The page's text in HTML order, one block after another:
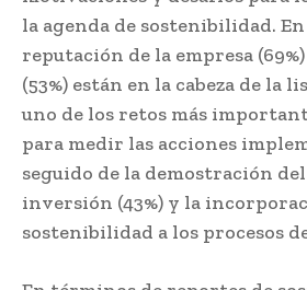
la agenda de sostenibilidad.
reputación de la empresa
(53%) están en la cabeza de la
uno de los retos más
para medir las acciones
seguido de la demostración
inversión (43%) y la
sostenibilidad a los procesos